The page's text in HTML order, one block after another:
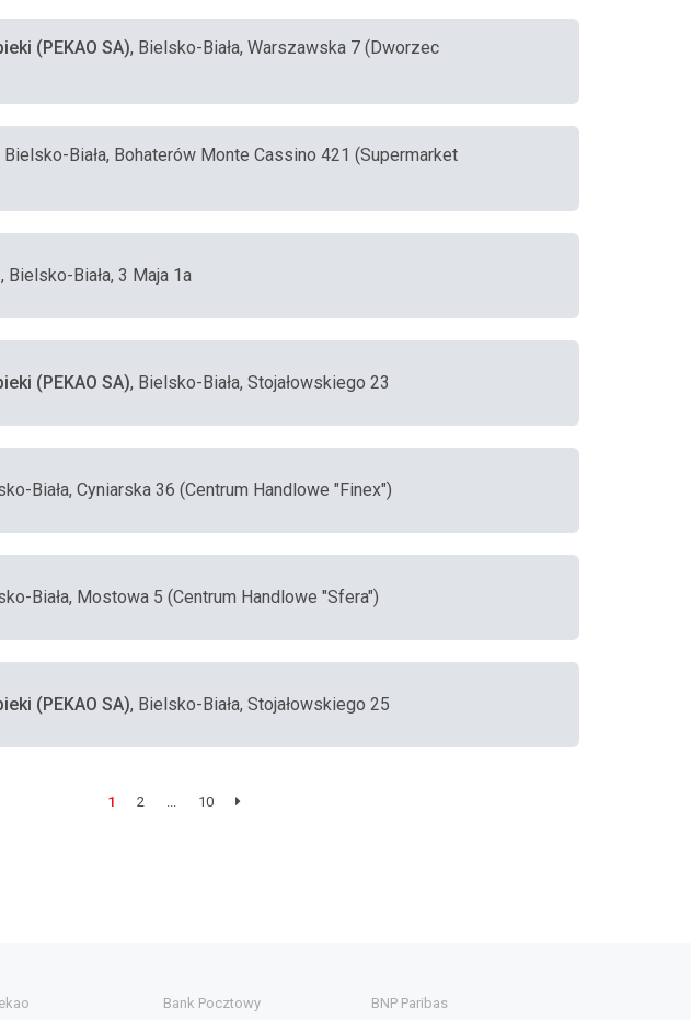
(PEKAO SA), Bielsko-Biała, Warszawska 7 (Dworzec
Bielsko-Biała, Bohaterów Monte Cassino 421 (Supermarket
, Bielsko-Biała, 3 Maja 1a
(PEKAO SA), Bielsko-Biała, Stojałowskiego 23
Biała, Cyniarska 36 (Centrum Handlowe "Finex")
Biała, Mostowa 5 (Centrum Handlowe "Sfera")
(PEKAO SA), Bielsko-Biała, Stojałowskiego 25
1 2 ... 10
Bank Pocztowy
BNP Paribas